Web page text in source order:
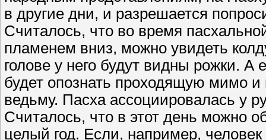
в другие дни, и разрешается
Считалось, что во время
пламенем вниз, можно увидеть
голове у него будут видны рожки. А
будет опознать проходящую мимо
ведьму. Пасха ассоциировалась у
Считалось, что в этот день можно
целый год. Если, например,